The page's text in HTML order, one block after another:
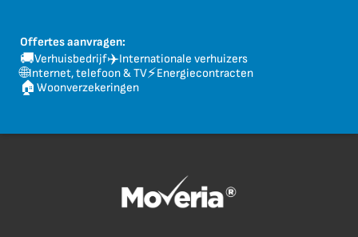
Offertes aanvragen:
🚚Verhuisbedrijf✈️Internationale verhuizers
🌐Internet, telefoon & TV⚡Energiecontracten
🏠 Woonverzekeringen